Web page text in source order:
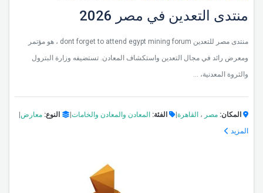
منتدى التعدين في مصر 2026
منتدى مصر للتعدين dont forget to attend egypt mining forum ، هو مؤتمر
ومعرض رائد في مجال التعدين واستكشاف المعادن. تستضيفه وزارة البترول
والثروة المعدنية، ...
المكان: مصر ، القاهرة الفئة: المعادن والمعادن والخامات النوع: معارض
المزيد